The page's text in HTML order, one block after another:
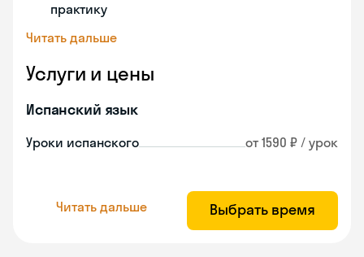
практику
Читать дальше
Услуги и цены
Испанский язык
Уроки испанского от 1590 ₽ / урок
Читать дальше Выбрать время